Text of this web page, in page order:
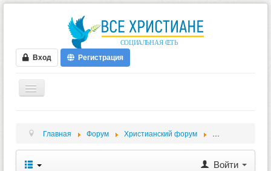
Вход Регистрация
ФОРУМ
ВИДЕО
Главная Форум Христианский форум Обсуждение
Войти